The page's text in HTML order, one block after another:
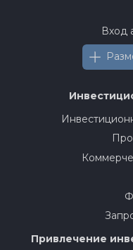
Вход
Привлечение